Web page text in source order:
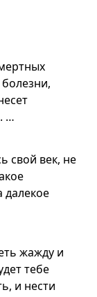
…
свой век, не
далекое
жажду и
тебе
и нести